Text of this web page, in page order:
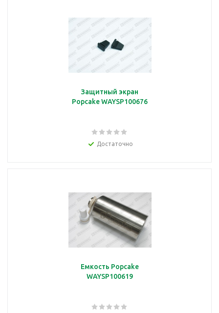
Защитный экран
Popcake WAYSP100676
Достаточно
Емкость Popcake
WAYSP100619